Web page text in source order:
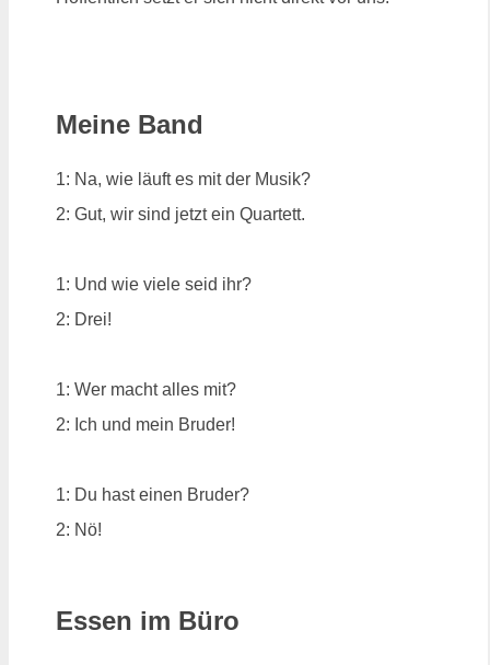
Meine Band
1: Na, wie läuft es mit der Musik?
2: Gut, wir sind jetzt ein Quartett.
1: Und wie viele seid ihr?
2: Drei!
1: Wer macht alles mit?
2: Ich und mein Bruder!
1: Du hast einen Bruder?
2: Nö!
Essen im Büro